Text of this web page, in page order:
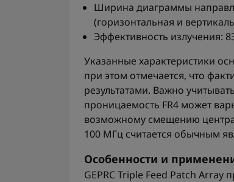
Ширина диаграммы
(горизонтальная и
Эффективность излучения:
Указанные характеристики
при этом отмечается, что
результатами. Важно
проницаемость FR4 может
возможному смещению
100 МГц считается обычным
Особенности и
GEPRC Triple Feed Patch Array